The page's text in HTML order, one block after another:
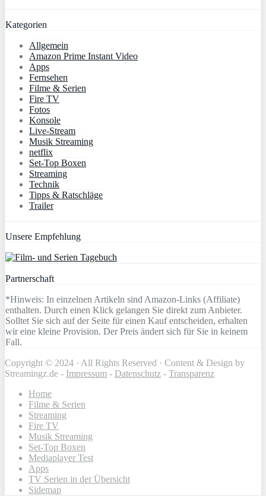
Kategorien
Allgemein
Amazon Prime Instant Video
Apps
Fernsehen
Filme & Serien
Fire TV
Fotos
Konsole
Live-Stream
Musik Streaming
netflix
Set-Top Boxen
Streaming
Technik
Tipps & Ratschläge
Trailer
Unsere Empfehlung
Partnerschaft
*Hinweis: In einzelnen Artikeln sind Amazon-Links (Affiliate)
enthalten. Durch einen Klick gelangen Sie direkt zum Anbieter.
Solltet Sie sich auf der Seite für einen Kauf entscheiden, erhalten
wir eine kleine Provision. Der Preis ändert sich für Sie in keinem
Fall.
Copyright © 2024 · All Rights Reserved · Content & Design by
Streamingz.de - Impressum - Datenschutz - Transparenz
Home
Filme & Serien
Streaming
Fire TV
Musik Streaming
Set-Top Boxen
Mediaplayer Test
Apps
TV Serien in der Übersicht
Sidemap